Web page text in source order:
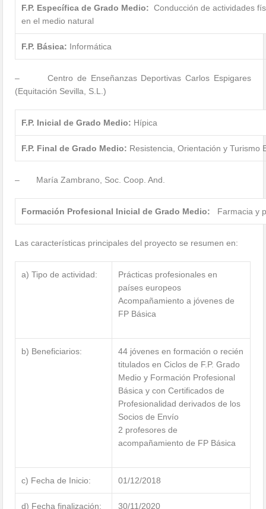
F.P. Específica de Grado Medio: Conducción de actividades
en el medio natural
F.P. Básica: Informática
– Centro de Enseñanzas Deportivas Carlos Espigares
(Equitación Sevilla, S.L.)
F.P. Inicial de Grado Medio: Hípica
F.P. Final de Grado Medio: Resistencia, Orientación y Turismo
– María Zambrano, Soc. Coop. And.
Formación Profesional Inicial de Grado Medio: Farmacia y
Las características principales del proyecto se resumen en:
a) Tipo de actividad:
Prácticas profesionales en
países europeos
Acompañamiento a jóvenes de
FP Básica
b) Beneficiarios:
44 jóvenes en formación o recién
titulados en Ciclos de F.P. Grado
Medio y Formación Profesional
Básica y con Certificados de
Profesionalidad derivados de los
Socios de Envío
2 profesores de
acompañamiento de FP Básica
c) Fecha de Inicio: 01/12/2018
d) Fecha finalización: 30/11/2020